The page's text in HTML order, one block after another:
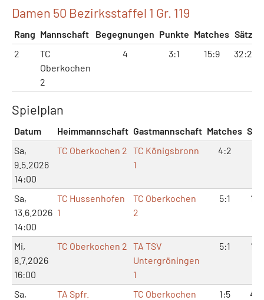
Damen 50 Bezirksstaffel 1 Gr. 119
Rang Mannschaft Begegnungen Punkte Matches Sätze
2
TC
Oberkochen
2
4 3:1 15:9 32:24
Spielplan
Datum Heimmannschaft Gastmannschaft Matches
Sa,
9.5.2026
14:00
TC Oberkochen 2 TC Königsbronn
1
4:2
Sa,
13.6.2026
14:00
TC Hussenhofen
1
TC Oberkochen
2
5:1
Mi,
8.7.2026
16:00
TC Oberkochen 2 TA TSV
Untergröningen
1
5:1
Sa,
TA Spfr.
TC Oberkochen
1:5